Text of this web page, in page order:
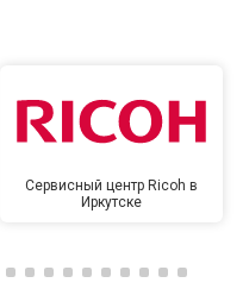
Сервисный центр Ricoh в
Иркутске